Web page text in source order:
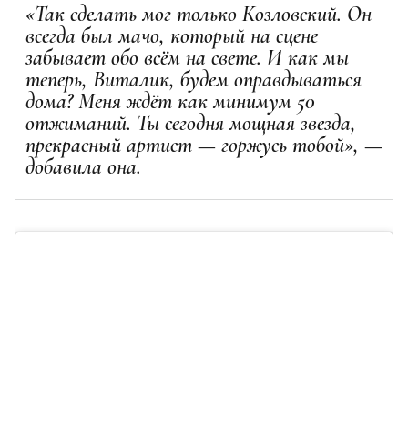
«Так сделать мог только Козловский. Он
всегда был мачо, который на сцене
забывает обо всём на свете. И как мы
теперь, Виталик, будем оправдываться
дома? Меня ждёт как минимум 50
отжиманий. Ты сегодня мощная звезда,
прекрасный артист — горжусь тобой», —
добавила она.